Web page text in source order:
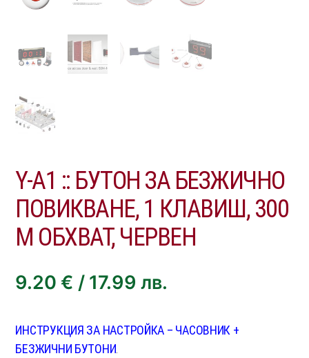
Y-A1 :: БУТОН ЗА БЕЗЖИЧНО
ПОВИКВАНЕ, 1 КЛАВИШ, 300
М ОБХВАТ, ЧЕРВЕН
9.20 € / 17.99лв.
ИНСТРУКЦИЯ ЗА НАСТРОЙКА – ЧАСОВНИК +
БЕЗЖИЧНИ БУТОНИ.